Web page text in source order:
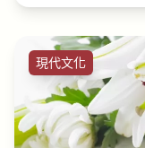
現代文化